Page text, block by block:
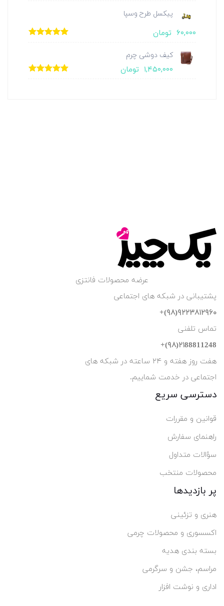
پیکسل طرح وسپا
۶۰,۰۰۰ تومان
کیف دوشی چرم
۱,۴۵۰,۰۰۰ تومان
عرضه محصولات فانتزی
پشتیبانی در شبکه های اجتماعی
۹۲۲۳۸۱۲۹۶۰(۹۸)+
تماس تلفنی
۲۱88811248(۹۸)+
هفت روز هفته و ۲۴ ساعته در شبکه های
اجتماعی در خدمت شماییم.
دسترسی سریع
قوانین و مقررات
راهنمای سفارش
سؤالات متداول
محصولات منتخب
پر بازدیدها
هنری و تزئینی
اکسسوری و محصولات چرمی
بسته بندی هدیه
مراسم، جشن و سرگرمی
اداری و نوشت افزار